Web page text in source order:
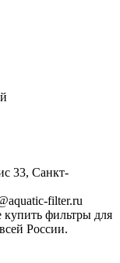
33, Санкт-
filter.ru
фильтры для
России.